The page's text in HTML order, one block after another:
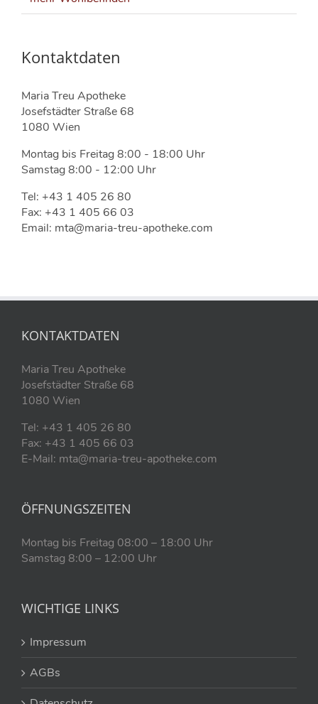
Kontaktdaten
Maria Treu Apotheke
Josefstädter Straße 68
1080 Wien
Montag bis Freitag 8:00 - 18:00 Uhr
Samstag 8:00 - 12:00 Uhr
Tel: +43 1 405 26 80
Fax: +43 1 405 66 03
Email: mta@maria-treu-apotheke.com
KONTAKTDATEN
Maria Treu Apotheke
Josefstädter Straße 68
1080 Wien
Tel: +43 1 405 26 80
Fax: +43 1 405 66 03
E-Mail: mta@maria-treu-apotheke.com
ÖFFNUNGSZEITEN
Montag bis Freitag 08:00 – 18:00 Uhr
Samstag 8:00 – 12:00 Uhr
WICHTIGE LINKS
Impressum
AGBs